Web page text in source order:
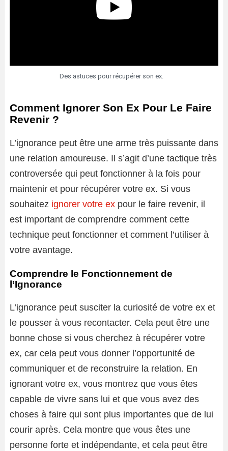
Des astuces pour récupérer son ex.
Comment Ignorer Son Ex Pour Le Faire
Revenir ?
L’ignorance peut être une arme très puissante dans
une relation amoureuse. Il s’agit d’une tactique très
controversée qui peut fonctionner à la fois pour
maintenir et pour récupérer votre ex. Si vous
souhaitez ignorer votre ex pour le faire revenir, il
est important de comprendre comment cette
technique peut fonctionner et comment l’utiliser à
votre avantage.
Comprendre le Fonctionnement de
l’Ignorance
L’ignorance peut susciter la curiosité de votre ex et
le pousser à vous recontacter. Cela peut être une
bonne chose si vous cherchez à récupérer votre
ex, car cela peut vous donner l’opportunité de
communiquer et de reconstruire la relation. En
ignorant votre ex, vous montrez que vous êtes
capable de vivre sans lui et que vous avez des
choses à faire qui sont plus importantes que de lui
courir après. Cela montre que vous êtes une
personne forte et indépendante, et cela peut être